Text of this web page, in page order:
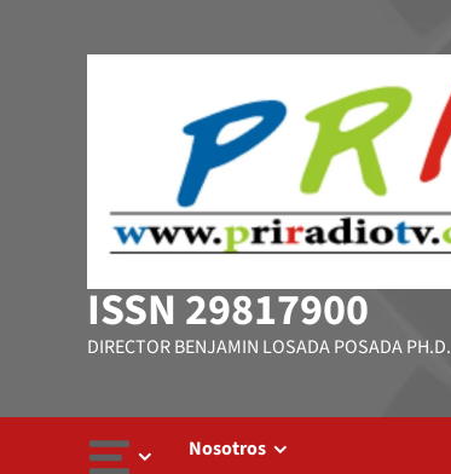
ISSN 29817900
DIRECTOR BENJAMIN LOSADA POSADA PH.D.
Nosotros